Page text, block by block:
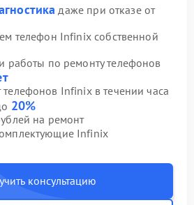
даже при отказе от
телефон Infinix собственной
работы по ремонту телефонов
Infinix в течении часа
20%
на ремонт
Infinix
консультацию